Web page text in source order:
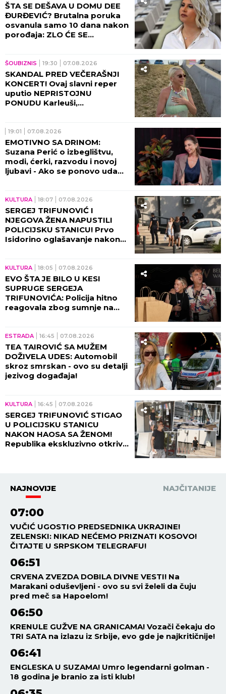
ŠTA SE DEŠAVA U DOMU DEE
ĐURĐEVIĆ? Brutalna poruka
osvanula samo 10 dana nakon
porođaja: ZLO ĆE SE
ŠOUBIZNIS 19:30 07.08.2026
SKANDAL PRED VEČERAŠNJI
KONCERT! Ovaj slavni reper
uputio NEPRISTOJNU
PONUDU Karleuši,
19:01 07.08.2026
EMOTIVNO SA DRINOM:
Suzana Perić o izbeglištvu,
modi, ćerki, razvodu i novoj
ljubavi - Ako se ponovo udam,
KULTURA 18:07 07.08.2026
SERGEJ TRIFUNOVIĆ I
NJEGOVA ŽENA NAPUSTILI
POLICIJSKU STANICU! Prvo
Isidorino oglašavanje nakon
KULTURA 18:05 07.08.2026
EVO ŠTA JE BILO U KESI
SUPRUGE SERGEJA
TRIFUNOVIĆA: Policija hitno
reagovala zbog sumnje na
ESTRADA 16:45 07.08.2026
TEA TAIROVIĆ SA MUŽEM
DOŽIVELA UDES: Automobil
skroz smrskan - ovo su detalji
jezivog događaja!
KULTURA 16:45 07.08.2026
SERGEJ TRIFUNOVIĆ STIGAO
U POLICIJSKU STANICU
NAKON HAOSA SA ŽENOM!
Republika ekskluzivno otkriva
NAJNOVIJE NAJČITANIJE
07:00
VUČIĆ UGOSTIO PREDSEDNIKA UKRAJINE!
ZELENSKI: NIKAD NEĆEMO PRIZNATI KOSOVO!
ČITAJTE U SRPSKOM TELEGRAFU!
06:51
CRVENA ZVEZDA DOBILA DIVNE VESTI! Na
Marakani oduševljeni - ovo su svi želeli da čuju
pred meč sa Hapoelom!
06:50
KRENULE GUŽVE NA GRANICAMA! Vozači čekaju do
TRI SATA na izlazu iz Srbije, evo gde je najkritičnije!
06:41
ENGLESKA U SUZAMA! Umro legendarni golman -
18 godina je branio za isti klub!